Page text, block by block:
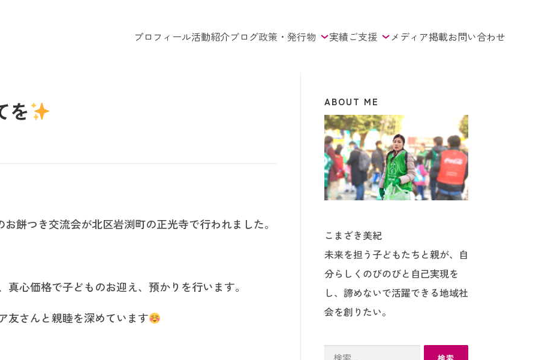
プロフィール活動紹介ブログ政策・発行物 実績ご支援 メディア掲載お問い合わせ
を
餅つき交流会が北区岩渕町の正光寺で行われました。
心価格で子どものお迎え、預かりを行います。
友さんと親睦を深めています
ABOUT ME
こまざき美紀
未来を担う子どもたちと親が、自
分らしくのびのびと自己実現を
し、諦めないで活躍できる地域社
会を創りたい。